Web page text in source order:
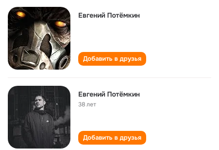
Евгений Потёмкин
Добавить в друзья
Евгений Потёмкин
38 лет
Добавить в друзья